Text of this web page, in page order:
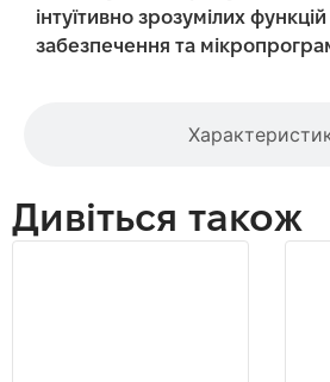
інтуїтивно зрозумілих
забезпечення та
Дивіться також